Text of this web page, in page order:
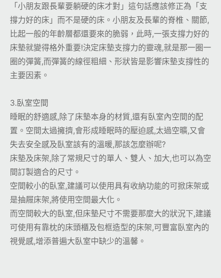
「小朋友跟長輩要躺硬的床才對」這句話應該修正為「支
撐力好的床」而不是硬的床。小朋友及長輩的脊椎、關節,
比起一般的年齡層都還要來的脆弱，此時,一張支撐力好的
床墊就變得格外重要!決定床墊支撐力的靈魂,就是那一圈一
圈的彈簧,而彈簧的線徑粗細、形狀皆是影響床墊支撐性的
主要因素。
3.臥室空間
睡眠的舒適感,除了床墊本身的材質,還有臥室內空間的配
置。空間太過擁擠,會形成睡眠時的壓迫感,太過空曠,又會
失去安全感及臥室該有的溫暖,那該怎麼辦呢?
床墊及床架,除了常規尺寸的單人、雙人、加大,也可以為空
間訂製適合的尺寸。
空間較小的臥室,建議可以使用具有收納功能的可掀床架或
是抽屜床架,將使用空間最大化。
而空間較大的臥室,但床墊尺寸不需要那麼大的狀況下,建議
可使用有靠枕的床頭櫃及包框造型的床架,可豐富臥室內的
視覺感,增添普遍大臥室中缺少的溫馨。